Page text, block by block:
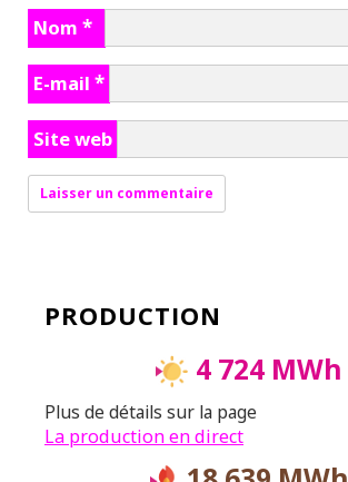
Nom *
E-mail *
Site web
PRODUCTION
4 724 MWh
Plus de détails sur la page
La production en direct